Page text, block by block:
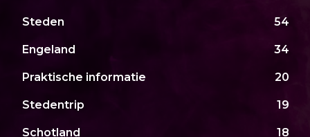
Steden 54
Engeland 34
Praktische informatie 20
Stedentrip 19
Schotland 18